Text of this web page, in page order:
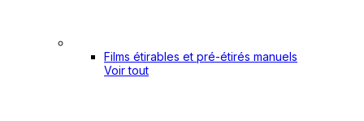
Films étirables et pré-étirés manuels
Voir tout